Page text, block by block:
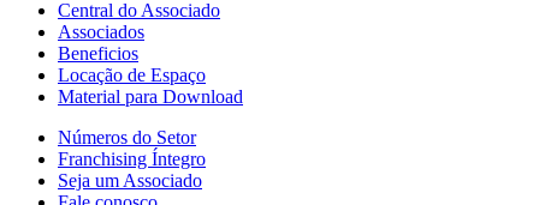
Central do Associado
Associados
Beneficios
Locação de Espaço
Material para Download
Números do Setor
Franchising Íntegro
Seja um Associado